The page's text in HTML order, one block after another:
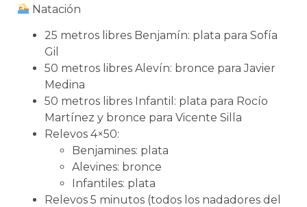
Natación
25 metros libres Benjamín: plata para Sofía
Gil
50 metros libres Alevín: bronce para Javier
Medina
50 metros libres Infantil: plata para Rocío
Martínez y bronce para Vicente Silla
Relevos 4×50:
Benjamines: plata
Alevines: bronce
Infantiles: plata
Relevos 5 minutos (todos los nadadores del